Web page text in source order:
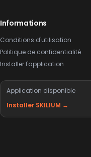
Informations
Conditions d'utilisation
Politique de confidentialité
Installer l'application
Application disponible
Installer SKILIUM →